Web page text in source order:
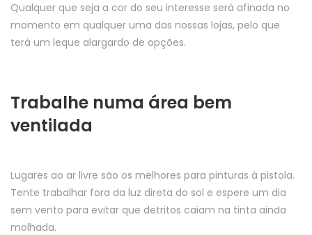
Qualquer que seja a cor do seu interesse será afinada no
momento em qualquer uma das nossas lojas, pelo que
terá um leque alargardo de opções.
Trabalhe numa área bem
ventilada
Lugares ao ar livre são os melhores para pinturas à pistola.
Tente trabalhar fora da luz direta do sol e espere um dia
sem vento para evitar que detritos caiam na tinta ainda
molhada.